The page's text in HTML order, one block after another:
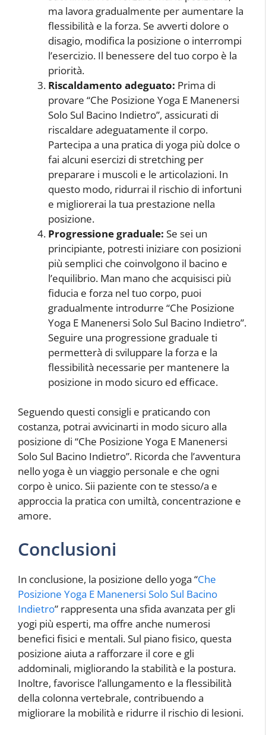
ma lavora gradualmente per aumentare la
flessibilità e la forza. Se avverti dolore o
disagio, modifica la posizione o interrompi
l’esercizio. Il benessere del tuo corpo è la
priorità.
Riscaldamento adeguato: Prima di
provare “Che Posizione Yoga E Manenersi
Solo Sul Bacino Indietro”, assicurati di
riscaldare adeguatamente il corpo.
Partecipa a una pratica di yoga più dolce o
fai alcuni esercizi di stretching per
preparare i muscoli e le articolazioni. In
questo modo, ridurrai il rischio di infortuni
e migliorerai la tua prestazione nella
posizione.
Progressione graduale: Se sei un
principiante, potresti iniziare con posizioni
più semplici che coinvolgono il bacino e
l’equilibrio. Man mano che acquisisci più
fiducia e forza nel tuo corpo, puoi
gradualmente introdurre “Che Posizione
Yoga E Manenersi Solo Sul Bacino Indietro”.
Seguire una progressione graduale ti
permetterà di sviluppare la forza e la
flessibilità necessarie per mantenere la
posizione in modo sicuro ed efficace.
Seguendo questi consigli e praticando con
costanza, potrai avvicinarti in modo sicuro alla
posizione di “Che Posizione Yoga E Manenersi
Solo Sul Bacino Indietro”. Ricorda che l’avventura
nello yoga è un viaggio personale e che ogni
corpo è unico. Sii paziente con te stesso/a e
approccia la pratica con umiltà, concentrazione e
amore.
Conclusioni
In conclusione, la posizione dello yoga “Che
Posizione Yoga E Manenersi Solo Sul Bacino
Indietro” rappresenta una sfida avanzata per gli
yogi più esperti, ma offre anche numerosi
benefici fisici e mentali. Sul piano fisico, questa
posizione aiuta a rafforzare il core e gli
addominali, migliorando la stabilità e la postura.
Inoltre, favorisce l’allungamento e la flessibilità
della colonna vertebrale, contribuendo a
migliorare la mobilità e ridurre il rischio di lesioni.